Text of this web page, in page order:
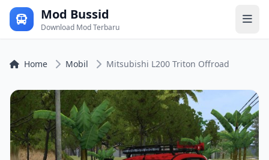
Mod Bussid
Download Mod Terbaru
Home Mobil Mitsubishi L200 Triton Offroad